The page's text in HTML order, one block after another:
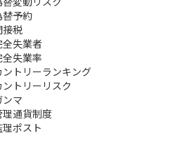
替予約
接税
全失業者
全失業率
ントリーランキング
ントリーリスク
ンマ
理通貨制度
理ポスト